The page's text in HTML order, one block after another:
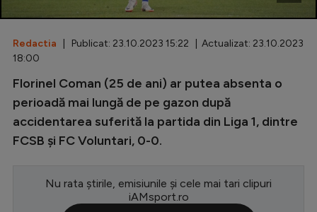
Champions League
Europa League
CM 2026
Premier League
Redactia | Publicat: 23.10.2023 15:22 | Actualizat: 23.10.2023
18:00
Florinel Coman (25 de ani) ar putea absenta o
perioadă mai lungă de pe gazon după
accidentarea suferită la partida din Liga 1, dintre
FCSB și FC Voluntari, 0-0.
Nu rata știrile, emisiunile și cele mai tari clipuri
iAMsport.ro